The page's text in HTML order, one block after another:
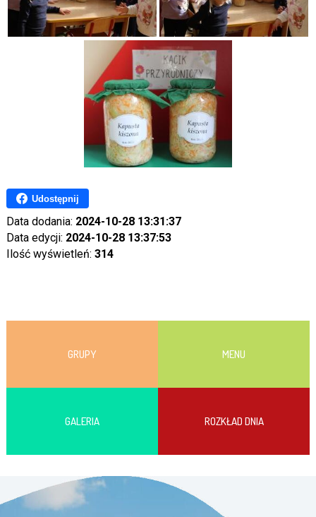
Udostępnij
Data dodania: 2024-10-28 13:31:37
Data edycji: 2024-10-28 13:37:53
Ilość wyświetleń: 314
GRUPY MENU
GALERIA ROZKŁAD DNIA